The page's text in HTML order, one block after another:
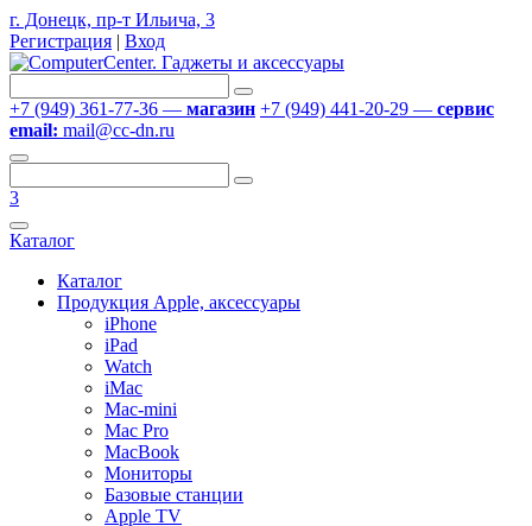
г. Донецк, пр-т Ильича, 3
Регистрация | Вход
+7 (949) 361-77-36 — магазин +7 (949) 441-20-29 — сервис
email: mail@cc-dn.ru
3
Каталог
Каталог
Продукция Apple, аксессуары
iPhone
iPad
Watch
iMac
Mac-mini
Mac Pro
MacBook
Мониторы
Базовые станции
Apple TV